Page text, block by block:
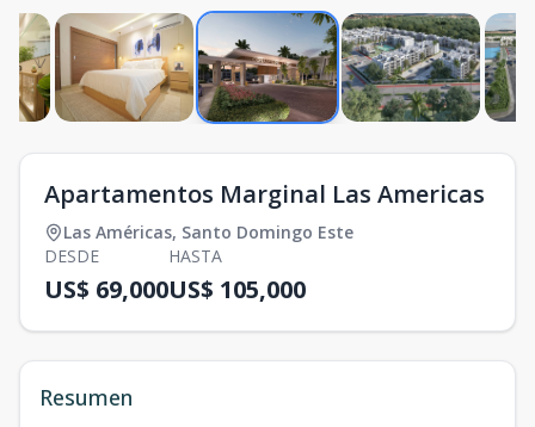
Apartamentos Marginal Las Americas
Las Américas, Santo Domingo Este
DESDE
US$ 69,000
HASTA
US$ 105,000
Resumen